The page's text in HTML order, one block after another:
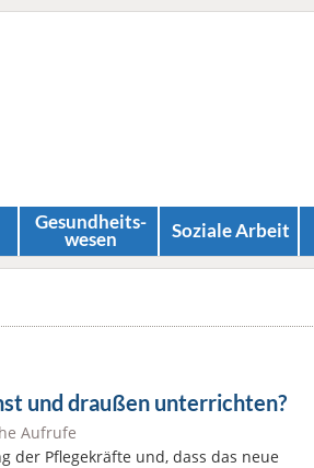
Gesundheits­
wesen Soziale Arbeit
und draußen unterrichten?
Aufrufe
der Pflegekräfte und, dass das neue